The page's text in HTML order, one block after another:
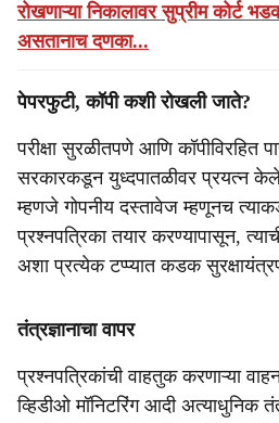
रोखणाऱ्या निकालावर सुप्रीम कोर्ट
असतानाच दणका...
पेपरफुटी, कॉपी कशी रोखली जाते?
परीक्षा सुरळीतपणे आणि कॉपीविरहित
सरकारकडून युध्दपातळीवर प्रयत्न
म्हणजे गोपनीय दस्तावेज म्हणूनच
प्रश्नपत्रिका तयार करण्यापासून,
अशा प्रत्येक टप्प्यात कडक
तंत्रज्ञानाचा वापर
प्रश्नपत्रिकांची वाहतुक करणाऱ्या
व्हिडीओ मॉनिटरिंग आदी अत्याधुनिक